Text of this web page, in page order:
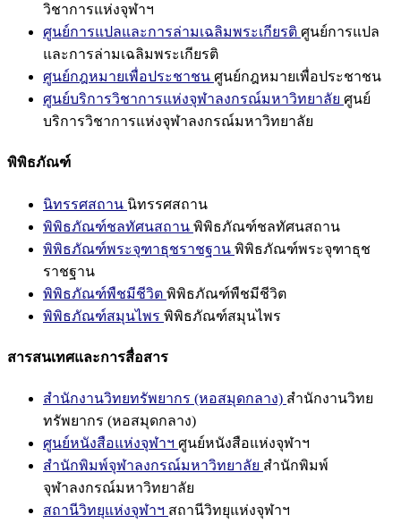
วิชาการแห่งจุฬาฯ
ศูนย์การแปลและการล่ามเฉลิมพระเกียรติ ศูนย์การแปล
และการล่ามเฉลิมพระเกียรติ
ศูนย์กฎหมายเพื่อประชาชน ศูนย์กฎหมายเพื่อประชาชน
ศูนย์บริการวิชาการแห่งจุฬาลงกรณ์มหาวิทยาลัย ศูนย์
บริการวิชาการแห่งจุฬาลงกรณ์มหาวิทยาลัย
พิพิธภัณฑ์
นิทรรศสถาน นิทรรศสถาน
พิพิธภัณฑ์ชลทัศนสถาน พิพิธภัณฑ์ชลทัศนสถาน
พิพิธภัณฑ์พระจุฑาธุชราชฐาน พิพิธภัณฑ์พระจุฑาธุช
ราชฐาน
พิพิธภัณฑ์พืชมีชีวิต พิพิธภัณฑ์พืชมีชีวิต
พิพิธภัณฑ์สมุนไพร พิพิธภัณฑ์สมุนไพร
สารสนเทศและการสื่อสาร
สำนักงานวิทยทรัพยากร (หอสมุดกลาง) สำนักงานวิทย
ทรัพยากร (หอสมุดกลาง)
ศูนย์หนังสือแห่งจุฬาฯ ศูนย์หนังสือแห่งจุฬาฯ
สำนักพิมพ์จุฬาลงกรณ์มหาวิทยาลัย สำนักพิมพ์
จุฬาลงกรณ์มหาวิทยาลัย
สถานีวิทยุแห่งจุฬาฯ สถานีวิทยุแห่งจุฬาฯ